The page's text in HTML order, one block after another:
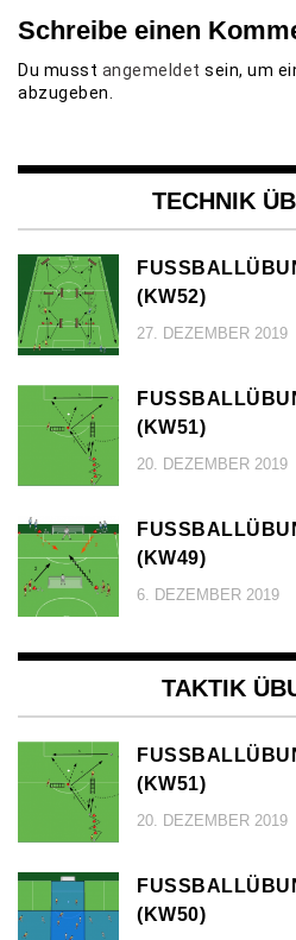
Schreibe einen
Du musst angemeldet sein, um
abzugeben.
TECHNIK
KW52)
27. DEZEMBER 2019
KW51)
20. DEZEMBER 2019
KW49)
6. DEZEMBER 2019
TAKTIK
KW51)
20. DEZEMBER 2019
KW50)